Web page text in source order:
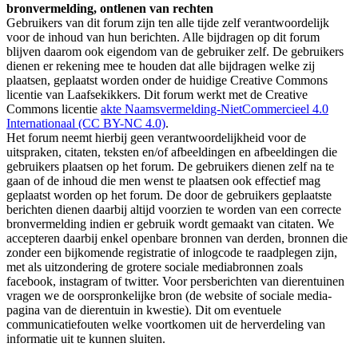
bronvermelding, ontlenen van rechten
Gebruikers van dit forum zijn ten alle tijde zelf verantwoordelijk
voor de inhoud van hun berichten. Alle bijdragen op dit forum
blijven daarom ook eigendom van de gebruiker zelf. De gebruikers
dienen er rekening mee te houden dat alle bijdragen welke zij
plaatsen, geplaatst worden onder de huidige Creative Commons
licentie van Laafsekikkers. Dit forum werkt met de Creative
Commons licentie akte Naamsvermelding-NietCommercieel 4.0
Internationaal (CC BY-NC 4.0).
Het forum neemt hierbij geen verantwoordelijkheid voor de
uitspraken, citaten, teksten en/of afbeeldingen en afbeeldingen die
gebruikers plaatsen op het forum. De gebruikers dienen zelf na te
gaan of de inhoud die men wenst te plaatsen ook effectief mag
geplaatst worden op het forum. De door de gebruikers geplaatste
berichten dienen daarbij altijd voorzien te worden van een correcte
bronvermelding indien er gebruik wordt gemaakt van citaten. We
accepteren daarbij enkel openbare bronnen van derden, bronnen die
zonder een bijkomende registratie of inlogcode te raadplegen zijn,
met als uitzondering de grotere sociale mediabronnen zoals
facebook, instagram of twitter. Voor persberichten van dierentuinen
vragen we de oorspronkelijke bron (de website of sociale media-
pagina van de dierentuin in kwestie). Dit om eventuele
communicatiefouten welke voortkomen uit de herverdeling van
informatie uit te kunnen sluiten.